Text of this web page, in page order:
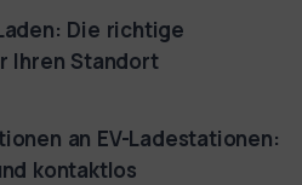
Die richtige
Ihren Standort
an EV-Ladestationen:
kontaktlos